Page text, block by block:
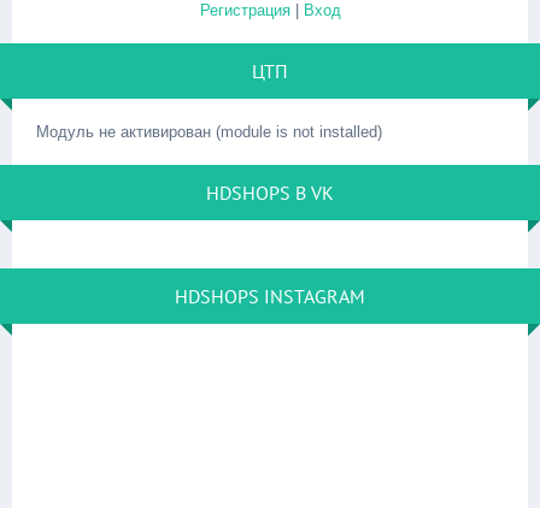
Регистрация| Вход
ЦТП
Модуль не активирован (module is not installed)
HDSHOPS В VK
HDSHOPS INSTAGRAM